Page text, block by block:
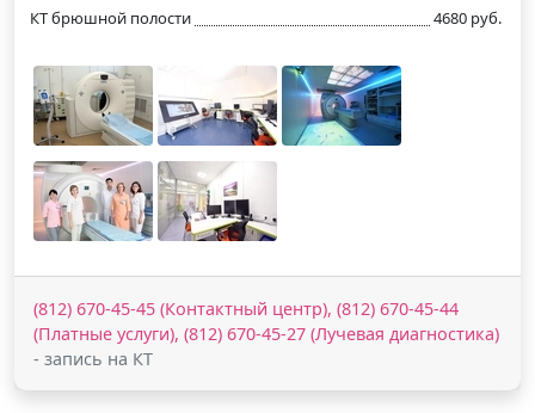
КТ брюшной полости 4680 руб.
(812) 670-45-45 (Контактный центр), (812) 670-45-44
(Платные услуги), (812) 670-45-27 (Лучевая диагностика)
- запись на КТ